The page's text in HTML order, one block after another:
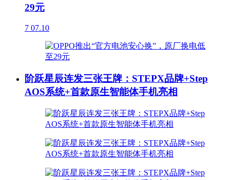
29元
7 07.10
阶跃星辰连发三张王牌：STEPX品牌+Step
AOS系统+首款原生智能体手机亮相